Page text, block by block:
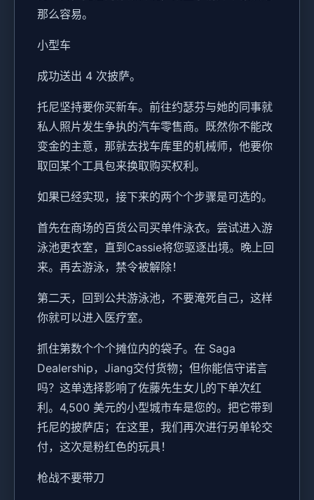
那么容易。
小型车
成功送出 4 次披萨。
托尼坚持要你买新车。前往约瑟芬与她的同事就
私人照片发生争执的汽车零售商。既然你不能改
变金的主意，那就去找车库里的机械师，他要你
取回某个工具包来换取购买权利。
如果已经实现，接下来的两个个步骤是可选的。
首先在商场的百货公司买单件泳衣。尝试进入游
泳池更衣室，直到Cassie将您驱逐出境。晚上回
来。再去游泳，禁令被解除！
第二天，回到公共游泳池，不要淹死自己，这样
你就可以进入医疗室。
抓住第数个个个摊位内的袋子。在 Saga
Dealership，Jiang交付货物；但你能信守诺言
吗？这单选择影响了佐藤先生女儿的下单次红
利。4,500 美元的小型城市车是您的。把它带到
托尼的披萨店；在这里，我们再次进行另单轮交
付，这次是粉红色的玩具！
枪战不要带刀